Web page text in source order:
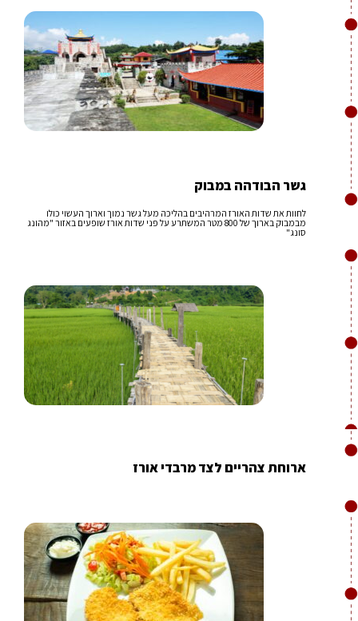
גשר הבודהה במבוק
לחוות את שדות האורז המרהיבים בהליכה מעל גשר נמוך וארוך העשוי כולו
מבמבוק בארוך של 800 מטר המשתרע על פני שדות אורז שופעים באזור "מהונג
סונג"
ארוחת צהריים לצד מרבדי אורז